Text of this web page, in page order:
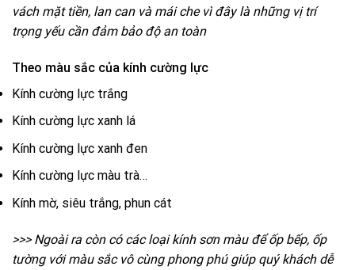
vách mặt tiền, lan can và mái che vì đây là những vị trí
trọng yếu cần đảm bảo độ an toàn
Theo màu sắc của kính cường lực
Kính cường lực trắng
Kính cường lực xanh lá
Kính cường lực xanh đen
Kính cường lực màu trà…
Kính mờ, siêu trắng, phun cát
>>> Ngoài ra còn có các loại kính sơn màu để ốp bếp, ốp
tường với màu sắc vô cùng phong phú giúp quý khách dễ